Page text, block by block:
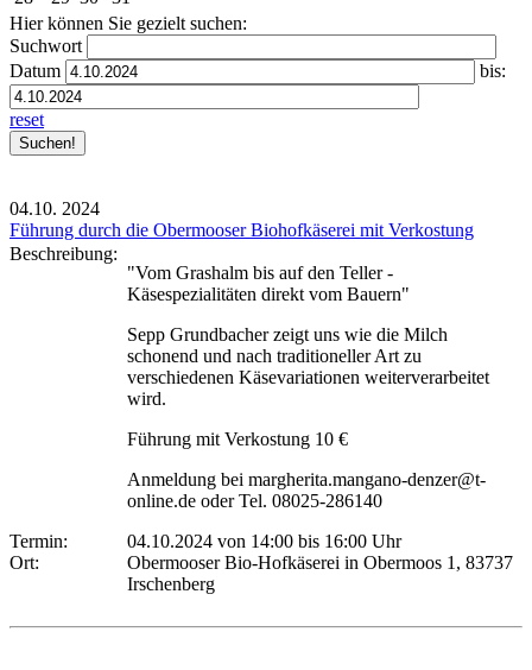
Hier können Sie gezielt suchen:
Suchwort
Datum
bis:
reset
04.10. 2024
Führung durch die Obermooser Biohofkäserei mit Verkostung
Beschreibung:
"Vom Grashalm bis auf den Teller -
Käsespezialitäten direkt vom Bauern"
Sepp Grundbacher zeigt uns wie die Milch
schonend und nach traditioneller Art zu
verschiedenen Käsevariationen weiterverarbeitet
wird.
Führung mit Verkostung 10 €
Anmeldung bei margherita.mangano-denzer@t-
online.de oder Tel. 08025-286140
Termin:
04.10.2024 von 14:00 bis 16:00 Uhr
Ort:
Obermooser Bio-Hofkäserei in Obermoos 1, 83737
Irschenberg